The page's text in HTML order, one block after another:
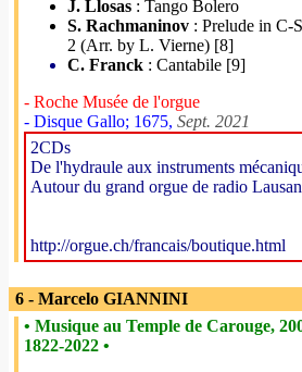
J. Llosas : Tango Bolero
S. Rachmaninov : Prelude in C-
2 (Arr. by L. Vierne) [8]
C. Franck : Cantabile [9]
- Roche Musée de l'orgue
- Disque Gallo; 1675, Sept. 2021
2CDs
De l'hydraule aux instruments
Autour du grand orgue de radio
http://orgue.ch/francais/boutique.html
6 - Marcelo GIANNINI
• Musique au Temple de Carouge,
1822-2022 •